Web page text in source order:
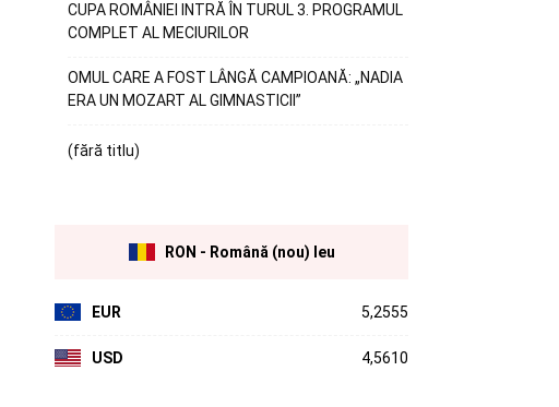
CUPA ROMÂNIEI INTRĂ ÎN TURUL 3. PROGRAMUL
COMPLET AL MECIURILOR
OMUL CARE A FOST LÂNGĂ CAMPIOANĂ: „NADIA
ERA UN MOZART AL GIMNASTICII”
(fără titlu)
RON - Română (nou) leu
EUR 5,2555
USD 4,5610